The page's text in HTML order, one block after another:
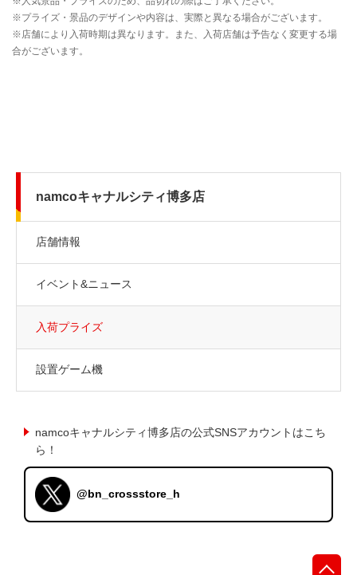
namcoキャナルシティ博多店
店舗情報
イベント&ニュース
入荷プライズ
設置ゲーム機
namcoキャナルシティ博多店の公式SNSアカウントはこち
ら！
@bn_crossstore_h